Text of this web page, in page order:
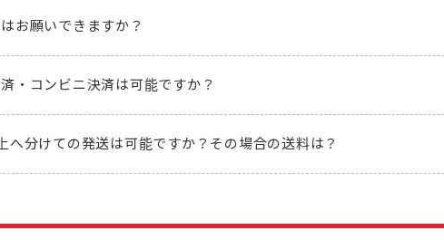
お願いできますか？
・コンビニ決済は可能ですか？
へ分けての発送は可能ですか？その場合の送料は？